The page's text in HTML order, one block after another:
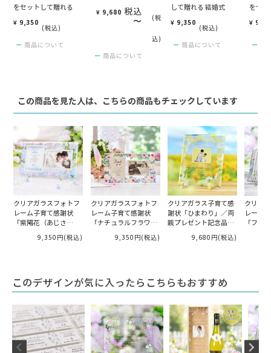
をセットして贈れる
¥ 9,350
税込
商品について
¥ 9,680 税込
〜
税
込
商品について
して贈れる 結婚式
¥ 9,350
税込
商品について
をセ
¥
この商品を見た人は、こちらの商品もチェックしています
クリアガラスフォトフ
レーム子育て感謝状
「紫陽花（あじさ
をセットして贈れる
9,350円(税込)
クリアガラスフォトフ
レーム子育て感謝状
「ナチュラルフラワ
をセットして贈れる
9,350円(税込)
クリアガラス子育て感
謝状「ひまわり」／両
親プレゼント記念品
9,680円(税込)
クリア
レーム
「フル
このデザインが気に入ったらこちらもおすすめ